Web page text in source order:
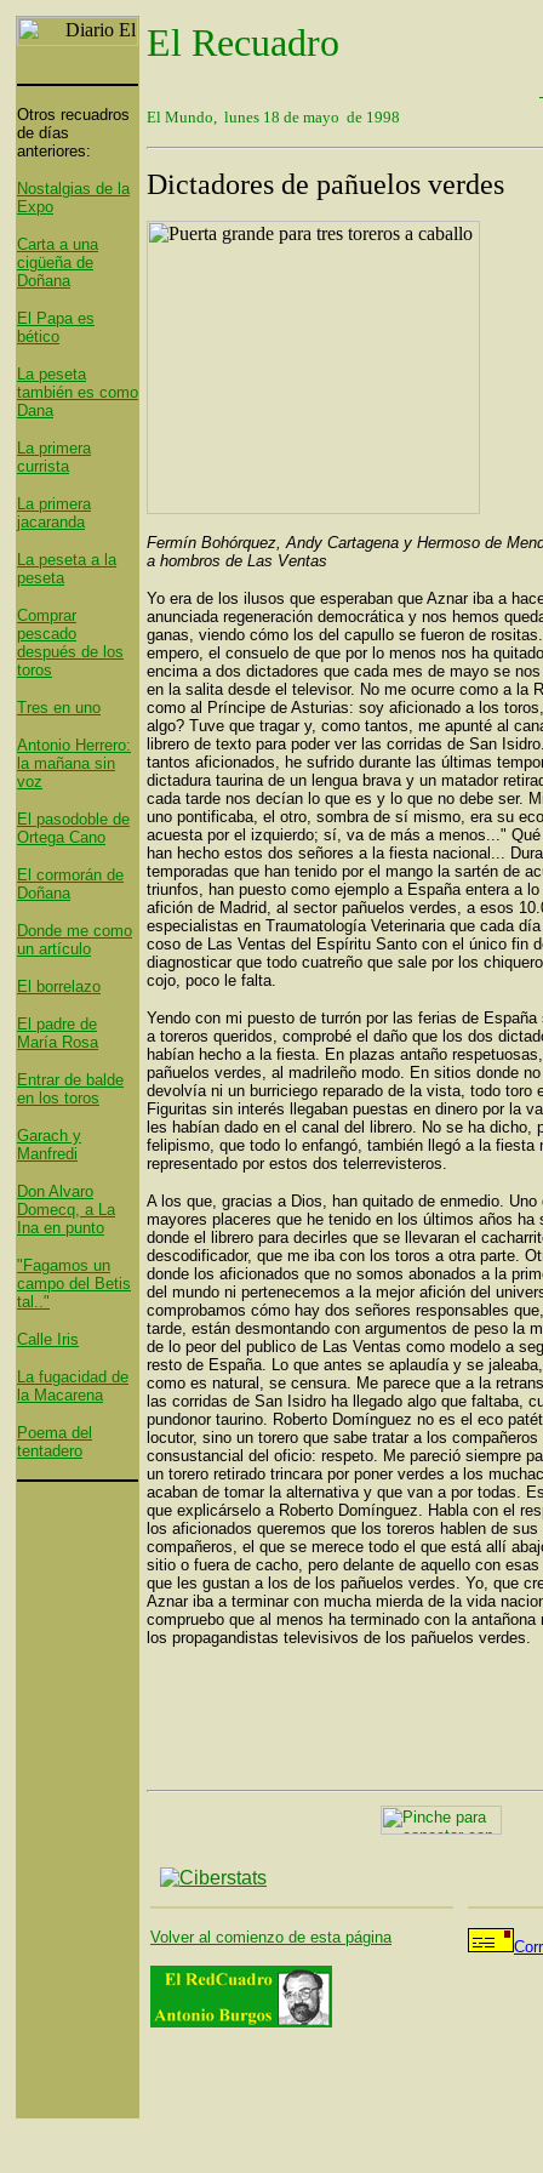
Otros recuadros
de días
anteriores:
Nostalgias de la
Expo
Carta a una
cigüeña de
Doñana
El Papa es
bético
La peseta
también es como
Dana
La primera
currista
La primera
jacaranda
La peseta a la
peseta
Comprar
pescado
después de los
toros
Tres en uno
Antonio Herrero:
la mañana sin
voz
El pasodoble de
Ortega Cano
El cormorán de
Doñana
Donde me como
un artículo
El borrelazo
El padre de
María Rosa
Entrar de balde
en los toros
Garach y
Manfredi
Don Alvaro
Domecq, a La
Ina en punto
"Fagamos un
campo del Betis
tal.."
Calle Iris
La fugacidad de
la Macarena
Poema del
tentadero
El Recuadro
El Mundo, lunes 18 de mayo de 1998
Dictadores de pañuelos verdes
Fermín Bohórquez, Andy Cartagena y Hermoso de
a hombros de Las Ventas
Yo era de los ilusos que esperaban que Aznar iba a
anunciada regeneración democrática y nos hemos
ganas, viendo cómo los del capullo se fueron de
empero, el consuelo de que por lo menos nos ha
encima a dos dictadores que cada mes de mayo se
en la salita desde el televisor. No me ocurre como a la
como al Príncipe de Asturias: soy aficionado a los
algo? Tuve que tragar y, como tantos, me apunté al
librero de texto para poder ver las corridas de San
tantos aficionados, he sufrido durante las últimas
dictadura taurina de un lengua brava y un matador
cada tarde nos decían lo que es y lo que no debe ser.
uno pontificaba, el otro, sombra de sí mismo, era su
acuesta por el izquierdo; sí, va de más a menos..."
han hecho estos dos señores a la fiesta nacional...
temporadas que han tenido por el mango la sartén de
triunfos, han puesto como ejemplo a España entera a lo
afición de Madrid, al sector pañuelos verdes, a esos
especialistas en Traumatología Veterinaria que cada
coso de Las Ventas del Espíritu Santo con el único fin
diagnosticar que todo cuatreño que sale por los
cojo, poco le falta.
Yendo con mi puesto de turrón por las ferias de España
a toreros queridos, comprobé el daño que los dos
habían hecho a la fiesta. En plazas antaño
pañuelos verdes, al madrileño modo. En sitios donde
devolvía ni un burriciego reparado de la vista, todo toro
Figuritas sin interés llegaban puestas en dinero por la
les habían dado en el canal del librero. No se ha dicho,
felipismo, que todo lo enfangó, también llegó a la fiesta
representado por estos dos telerrevisteros.
A los que, gracias a Dios, han quitado de enmedio. Uno
mayores placeres que he tenido en los últimos años ha
donde el librero para decirles que se llevaran el
descodificador, que me iba con los toros a otra parte.
donde los aficionados que no somos abonados a la
del mundo ni pertenecemos a la mejor afición del
comprobamos cómo hay dos señores responsables
tarde, están desmontando con argumentos de peso la
de lo peor del publico de Las Ventas como modelo a
resto de España. Lo que antes se aplaudía y se
como es natural, se censura. Me parece que a la
las corridas de San Isidro ha llegado algo que faltaba,
pundonor taurino. Roberto Domínguez no es el eco
locutor, sino un torero que sabe tratar a los compañeros
consustancial del oficio: respeto. Me pareció siempre
un torero retirado trincara por poner verdes a los
acaban de tomar la alternativa y que van a por todas.
que explicárselo a Roberto Domínguez. Habla con el
los aficionados queremos que los toreros hablen de sus
compañeros, el que se merece todo el que está allí
sitio o fuera de cacho, pero delante de aquello con
que les gustan a los de los pañuelos verdes. Yo, que
Aznar iba a terminar con mucha mierda de la vida
compruebo que al menos ha terminado con la antañona
los propagandistas televisivos de los pañuelos verdes.
Volver al comienzo de esta página